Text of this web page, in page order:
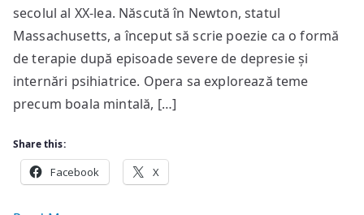
secolul al XX-lea. Născută în Newton, statul
Massachusetts, a început să scrie poezie ca o formă
de terapie după episoade severe de depresie și
internări psihiatrice. Opera sa explorează teme
precum boala mintală, […]
Share this:
Facebook X